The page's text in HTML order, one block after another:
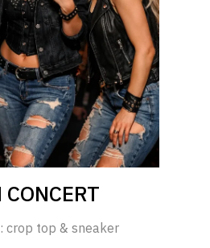
CONCERT
crop top & sneaker